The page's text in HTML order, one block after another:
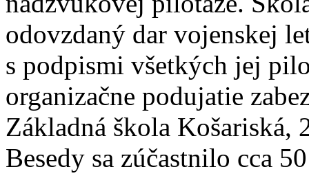
odovzdaný dar vojenskej
s podpismi všetkých jej
organizačne podujatie
Základná škola Košariská,
Besedy sa zúčastnilo cca